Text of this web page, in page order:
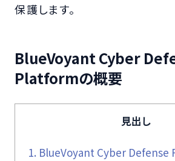
保護します。
BlueVoyant Cyber
Platformの概要
見出し
1. BlueVoyant Cyber Defense